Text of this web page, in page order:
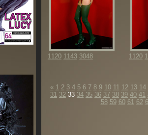
1120 1143 3048 1120
« 1 2 3 4 5 6 7 8 9 10 11 12 13 14
31 32 33 34 35 36 37 38 39 40 41
58 59 60 61 62